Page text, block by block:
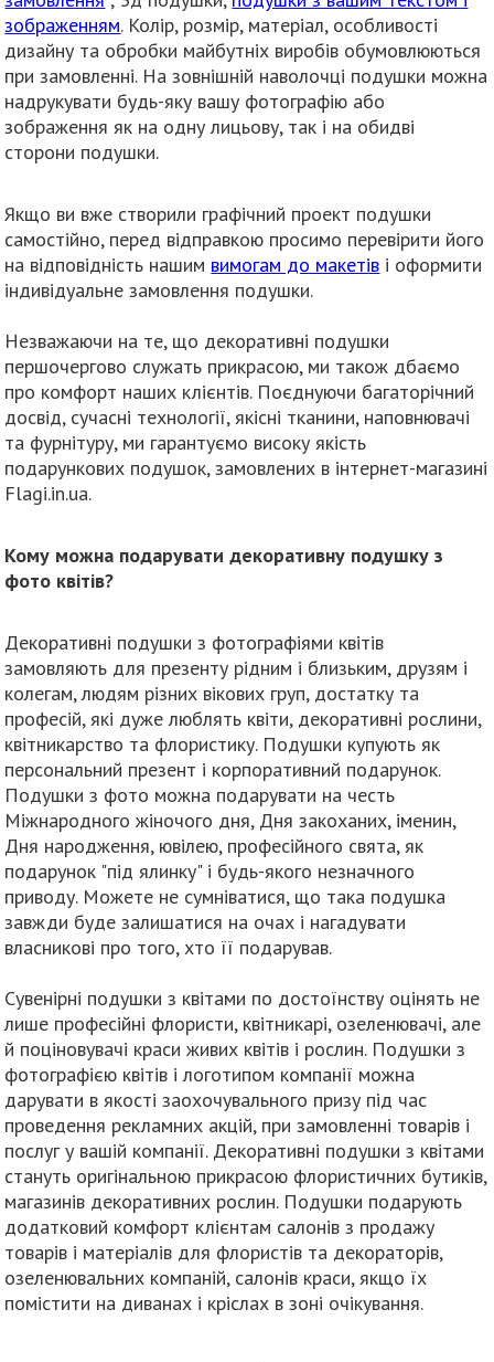
зображенням. Колір, розмір, матеріал, особливості
дизайну та обробки майбутніх виробів обумовлюються
при замовленні. На зовнішній наволочці подушки можна
надрукувати будь-яку вашу фотографію або
зображення як на одну лицьову, так і на обидві
сторони подушки.
Якщо ви вже створили графічний проект подушки
самостійно, перед відправкою просимо перевірити його
на відповідність нашим вимогам до макетів і оформити
індивідуальне замовлення подушки.
Незважаючи на те, що декоративні подушки
першочергово служать прикрасою, ми також дбаємо
про комфорт наших клієнтів. Поєднуючи багаторічний
досвід, сучасні технології, якісні тканини, наповнювачі
та фурнітуру, ми гарантуємо високу якість
подарункових подушок, замовлених в інтернет-магазині
Flagi.in.ua.
Кому можна подарувати декоративну подушку з
фото квітів?
Декоративні подушки з фотографіями квітів
замовляють для презенту рідним і близьким, друзям і
колегам, людям різних вікових груп, достатку та
професій, які дуже люблять квіти, декоративні рослини,
квітникарство та флористику. Подушки купують як
персональний презент і корпоративний подарунок.
Подушки з фото можна подарувати на честь
Міжнародного жіночого дня, Дня закоханих, іменин,
Дня народження, ювілею, професійного свята, як
подарунок "під ялинку" і будь-якого незначного
приводу. Можете не сумніватися, що така подушка
завжди буде залишатися на очах і нагадувати
власникові про того, хто її подарував.
Сувенірні подушки з квітами по достоїнству оцінять не
лише професійні флористи, квітникарі, озеленювачі, але
й поціновувачі краси живих квітів і рослин. Подушки з
фотографією квітів і логотипом компанії можна
дарувати в якості заохочувального призу під час
проведення рекламних акцій, при замовленні товарів і
послуг у вашій компанії. Декоративні подушки з квітами
стануть оригінальною прикрасою флористичних бутиків,
магазинів декоративних рослин. Подушки подарують
додатковий комфорт клієнтам салонів з продажу
товарів і матеріалів для флористів та декораторів,
озеленювальних компаній, салонів краси, якщо їх
помістити на диванах і кріслах в зоні очікування.